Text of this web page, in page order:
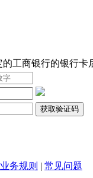
工商银行的银行卡
获取验证码
业务规则 | 常见问题